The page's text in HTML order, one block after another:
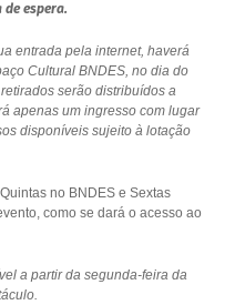
espera.
entrada pela internet, haverá
Cultural BNDES, no dia do
serão distribuídos a
apenas um ingresso com lugar
disponíveis sujeito à lotação
no BNDES e Sextas
como se dará o acesso ao
a partir da segunda-feira da